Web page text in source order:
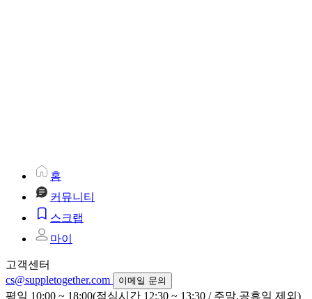
홈
커뮤니티
스크랩
마이
고객센터
cs@suppletogether.com
이메일 문의
평일 10:00 ~ 18:00(점심시간 12:30 ~ 13:30 / 주말,공휴일 제외)